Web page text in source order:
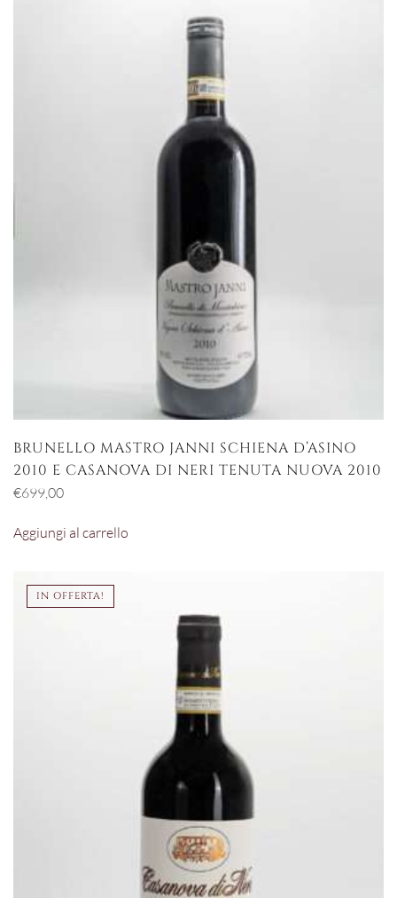
BRUNELLO MASTRO JANNI SCHIENA D’ASINO
2010 E CASANOVA DI NERI TENUTA NUOVA 2010
€699,00
Aggiungi al carrello
IN OFFERTA!